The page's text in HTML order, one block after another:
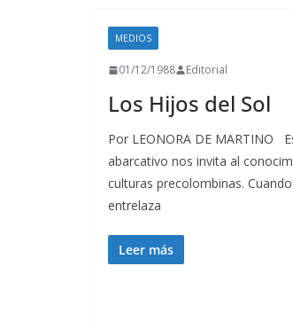
MEDIOS
01/12/1988 Editorial
Los Hijos del Sol
Por LEONORA DE MARTINO
abarcativo nos invita al
culturas precolombinas.
entrelaza
Leer más